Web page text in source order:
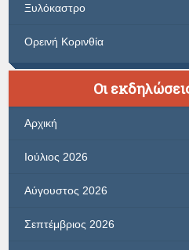
Ξυλόκαστρο
Ορεινή Κορινθία
Οι
Αρχική
Ιούλιος 2026
Αύγουστος 2026
Σεπτέμβριος 2026